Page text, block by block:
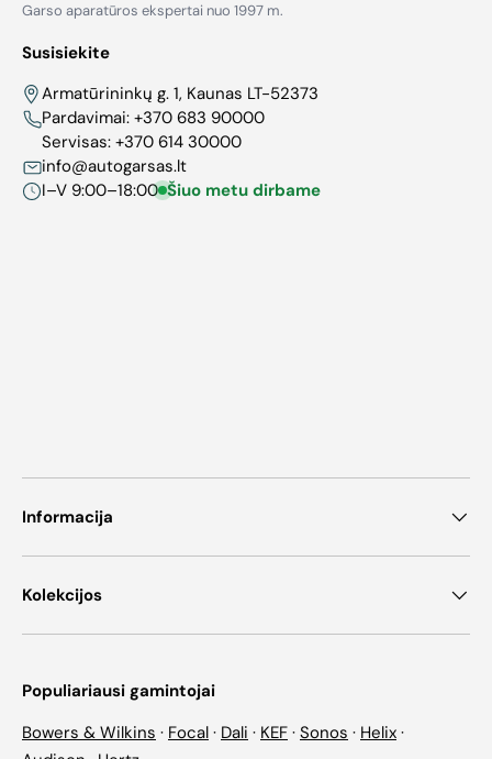
Garso aparatūros ekspertai nuo 1997 m.
Susisiekite
Armatūrininkų g. 1, Kaunas LT-52373
Pardavimai: +370 683 90000
Servisas: +370 614 30000
info@autogarsas.lt
I–V 9:00–18:00 Šiuo metu dirbame
Informacija
Kolekcijos
Populiariausi gamintojai
Bowers & Wilkins · Focal · Dali · KEF · Sonos · Helix ·